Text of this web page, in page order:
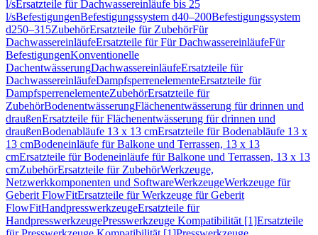
l/sErsatzteile für Dachwassereinläufe bis 25
l/sBefestigungenBefestigungssystem d40–200Befestigungssystem
d250–315ZubehörErsatzteile für ZubehörFür
DachwassereinläufeErsatzteile für Für DachwassereinläufeFür
BefestigungenKonventionelle
DachentwässerungDachwassereinläufeErsatzteile für
DachwassereinläufeDampfsperrenelementeErsatzteile für
DampfsperrenelementeZubehörErsatzteile für
ZubehörBodenentwässerungFlächenentwässerung für drinnen und
draußenErsatzteile für Flächenentwässerung für drinnen und
draußenBodenabläufe 13 x 13 cmErsatzteile für Bodenabläufe 13 x
13 cmBodeneinläufe für Balkone und Terrassen, 13 x 13
cmErsatzteile für Bodeneinläufe für Balkone und Terrassen, 13 x 13
cmZubehörErsatzteile für ZubehörWerkzeuge,
Netzwerkkomponenten und SoftwareWerkzeugeWerkzeuge für
Geberit FlowFitErsatzteile für Werkzeuge für Geberit
FlowFitHandpresswerkzeugeErsatzteile für
HandpresswerkzeugePresswerkzeuge Kompatibilität [1]Ersatzteile